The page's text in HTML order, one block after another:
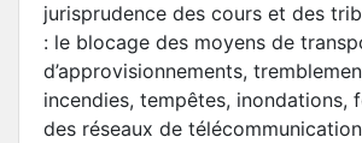
jurisprudence des cours et des
: le blocage des moyens de
d’approvisionnements,
incendies, tempêtes, inondations,
des réseaux de